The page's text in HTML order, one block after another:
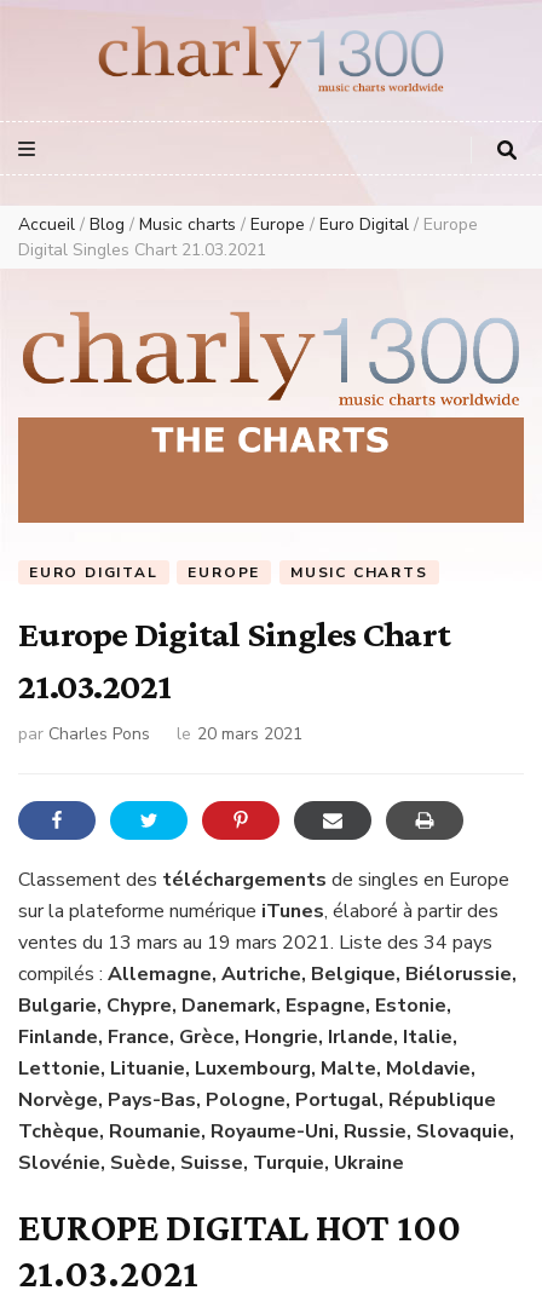
European Music Charts plus USA and Australia
Accueil / Blog / Music charts / Europe / Euro Digital / Europe
Digital Singles Chart 21.03.2021
EURO DIGITAL EUROPE MUSIC CHARTS
Europe Digital Singles Chart
21.03.2021
par Charles Pons le 20 mars 2021
Classement des téléchargements de singles en Europe
sur la plateforme numérique iTunes, élaboré à partir des
ventes du 13 mars au 19 mars 2021. Liste des 34 pays
compilés : Allemagne, Autriche, Belgique, Biélorussie,
Bulgarie, Chypre, Danemark, Espagne, Estonie,
Finlande, France, Grèce, Hongrie, Irlande, Italie,
Lettonie, Lituanie, Luxembourg, Malte, Moldavie,
Norvège, Pays-Bas, Pologne, Portugal, République
Tchèque, Roumanie, Royaume-Uni, Russie, Slovaquie,
Slovénie, Suède, Suisse, Turquie, Ukraine
EUROPE DIGITAL HOT 100
21.03.2021